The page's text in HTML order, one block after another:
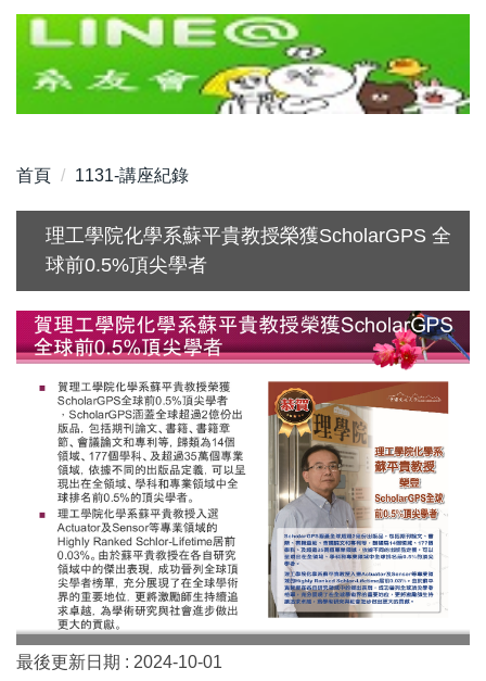
首頁 1131-講座紀錄
理工學院化學系蘇平貴教授榮獲ScholarGPS 全
球前0.5%頂尖學者
最後更新日期 : 2024-10-01